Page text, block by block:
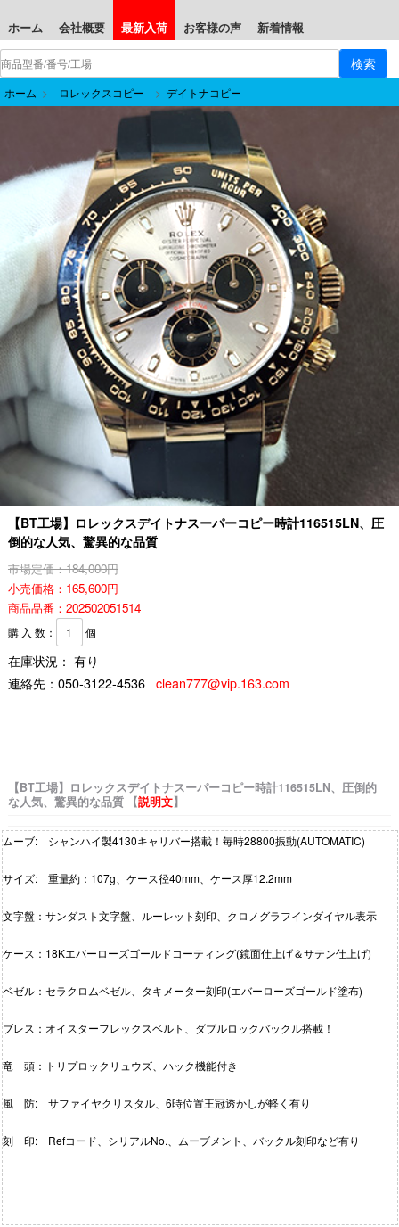
ホーム 会社概要 最新入荷 お客様の声 新着情報
ホーム > ロレックスコピー > デイトナコピー
【BT工場】ロレックスデイトナスーパーコピー時計116515LN、圧
倒的な人気、驚異的な品質
市場定価：184,000円
小売価格：165,600円
商品品番：202502051514
購 入 数： 個
在庫状況： 有り
連絡先： 050-3122-4536 clean777@vip.163.com
【BT工場】ロレックスデイトナスーパーコピー時計116515LN、圧倒的
な人気、驚異的な品質 【説明文】
ムーブ: シャンハイ製4130キャリバー搭載！毎時28800振動(AUTOMATIC)
サイズ: 重量約：107g、ケース径40mm、ケース厚12.2mm
文字盤：サンダスト文字盤、ルーレット刻印、クロノグラフインダイヤル表示
ケース：18Kエバーローズゴールドコーティング(鏡面仕上げ＆サテン仕上げ)
ベゼル：セラクロムベゼル、タキメーター刻印(エバーローズゴールド塗布)
ブレス：オイスターフレックスベルト、ダブルロックバックル搭載！
竜 頭：トリプロックリュウズ、ハック機能付き
風 防: サファイヤクリスタル、6時位置王冠透かしが軽く有り
刻 印: Refコード、シリアルNo.、ムーブメント、バックル刻印など有り